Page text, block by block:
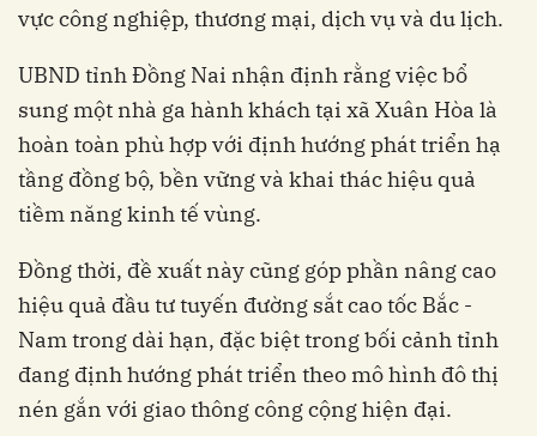
vực công nghiệp, thương mại, dịch vụ và du lịch.
UBND tỉnh Đồng Nai nhận định rằng việc bổ
sung một nhà ga hành khách tại xã Xuân Hòa là
hoàn toàn phù hợp với định hướng phát triển hạ
tầng đồng bộ, bền vững và khai thác hiệu quả
tiềm năng kinh tế vùng.
Đồng thời, đề xuất này cũng góp phần nâng cao
hiệu quả đầu tư tuyến đường sắt cao tốc Bắc -
Nam trong dài hạn, đặc biệt trong bối cảnh tỉnh
đang định hướng phát triển theo mô hình đô thị
nén gắn với giao thông công cộng hiện đại.